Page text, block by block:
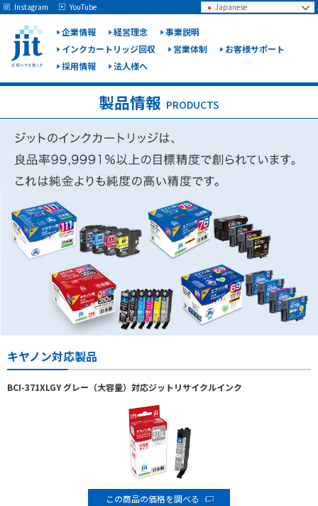
企業情報 経営理念
事業説明
インクカートリッジ回収
営業体制
お客様サポート
採用情報
法人様へ
Japanese
Instagram YouTube
製品情報 PRODUCTS
キヤノン対応製品
BCI-371XLGY グレー（大容量）対応ジットリサイクルインク
この商品の価格を調べる
May we use cookies to track your activities? We take your privacy very seriously.
Please see our privacy policy for details and any questions.YesNo